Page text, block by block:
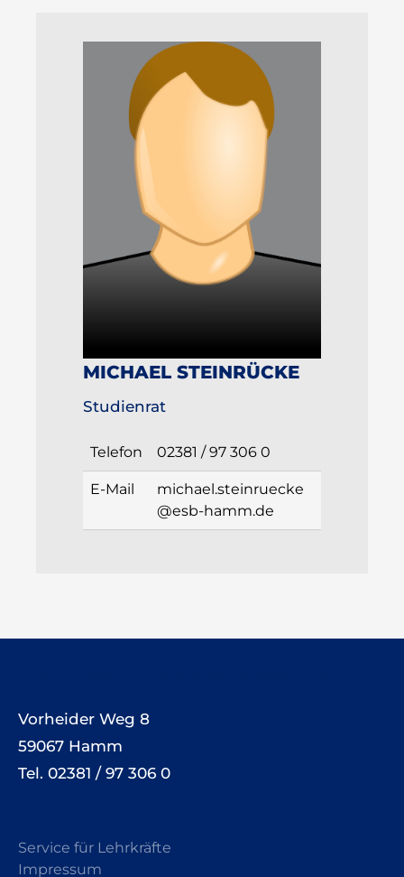
MICHAEL STEINRÜCKE
Studienrat
Telefon 02381 / 97 306 0
E-Mail
michael.steinruecke
@esb‑hamm.de
Vorheider Weg 8
59067 Hamm
Tel. 02381 / 97 306 0
Service für Lehrkräfte
Impressum